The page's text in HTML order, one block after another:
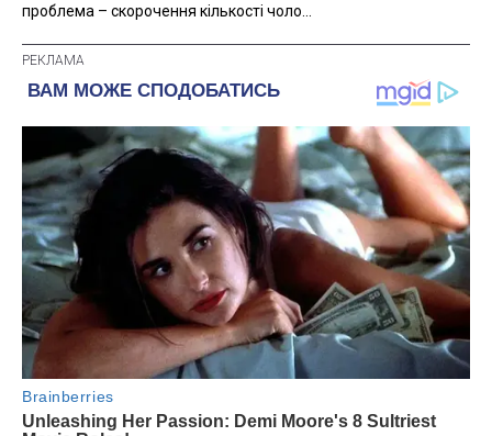
проблема – скорочення кількості чоло...